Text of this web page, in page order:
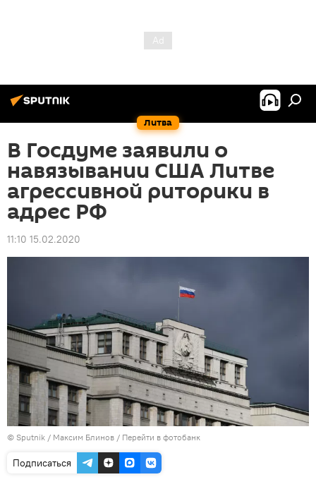
Литва
В Госдуме заявили о
навязывании США Литве
агрессивной риторики в
адрес РФ
11:10 15.02.2020
© Sputnik / Максим Блинов / Перейти в фотобанк
Подписаться